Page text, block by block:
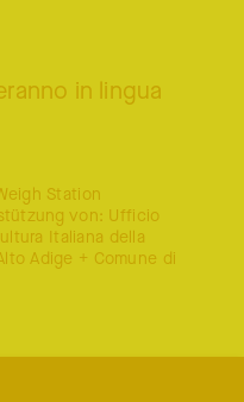
in lingua
Station
von: Ufficio
Italiana della
Adige + Comune di